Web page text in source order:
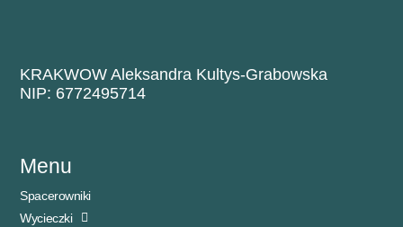
KRAKWOW Aleksandra Kultys-Grabowska
NIP: 6772495714
Menu
Spacerowniki
Wycieczki